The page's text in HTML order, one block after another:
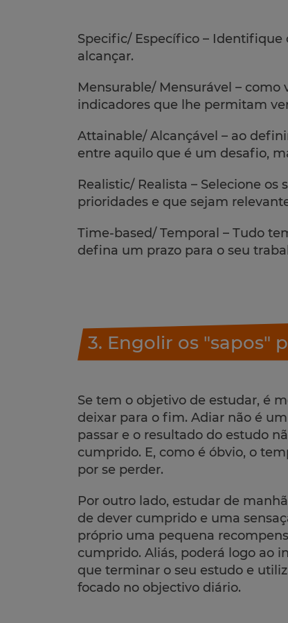
Specific/ Específico –
alcançar.
Mensurable/ Mensurável – como
indicadores que lhe permitam
Attainable/ Alcançável – ao
entre aquilo que é um desafio,
Realistic/ Realista – Selecione
prioridades e que sejam
Time-based/ Temporal – Tudo
defina um prazo para o seu
3. Engolir os "sapos"
Se tem o objetivo de estudar, é
deixar para o fim. Adiar não é
passar e o resultado do estudo
cumprido. E, como é óbvio, o
por se perder.
Por outro lado, estudar de
de dever cumprido e uma
próprio uma pequena
cumprido. Aliás, poderá logo ao
que terminar o seu estudo e
focado no objectivo diário.